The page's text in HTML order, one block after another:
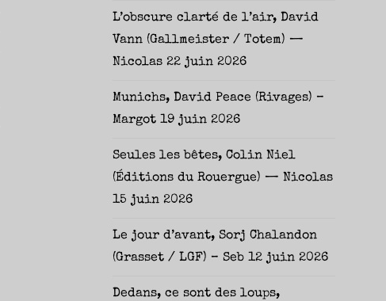
L’obscure clarté de l’air, David
Vann (Gallmeister / Totem) —
Nicolas 22 juin 2026
Munichs, David Peace (Rivages) –
Margot 19 juin 2026
Seules les bêtes, Colin Niel
(Éditions du Rouergue) — Nicolas
15 juin 2026
Le jour d’avant, Sorj Chalandon
(Grasset / LGF) – Seb 12 juin 2026
Dedans, ce sont des loups,